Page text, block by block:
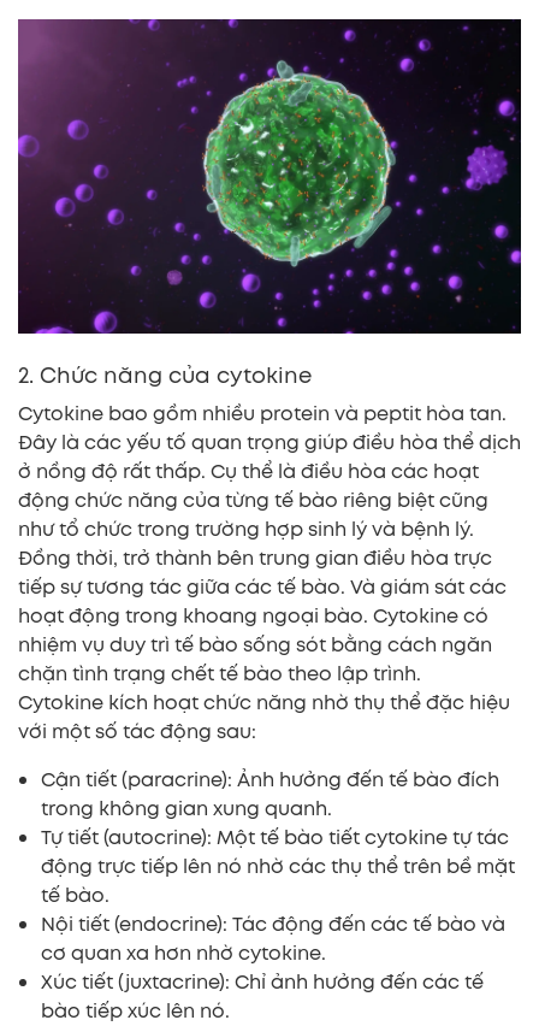
2. Chức năng của cytokine
Cytokine bao gồm nhiều protein và peptit hòa tan.
Đây là các yếu tố quan trọng giúp điều hòa thể dịch
ở nồng độ rất thấp. Cụ thể là điều hòa các hoạt
động chức năng của từng tế bào riêng biệt cũng
như tổ chức trong trường hợp sinh lý và bệnh lý.
Đồng thời, trở thành bên trung gian điều hòa trực
tiếp sự tương tác giữa các tế bào. Và giám sát các
hoạt động trong khoang ngoại bào. Cytokine có
nhiệm vụ duy trì tế bào sống sót bằng cách ngăn
chặn tình trạng chết tế bào theo lập trình.
Cytokine kích hoạt chức năng nhờ thụ thể đặc hiệu
với một số tác động sau:
Cận tiết (paracrine): Ảnh hưởng đến tế bào đích
trong không gian xung quanh.
Tự tiết (autocrine): Một tế bào tiết cytokine tự tác
động trực tiếp lên nó nhờ các thụ thể trên bề mặt
tế bào.
Nội tiết (endocrine): Tác động đến các tế bào và
cơ quan xa hơn nhờ cytokine.
Xúc tiết (juxtacrine): Chỉ ảnh hưởng đến các tế
bào tiếp xúc lên nó.